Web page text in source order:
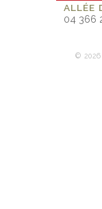
ALLÉE
04 366
©